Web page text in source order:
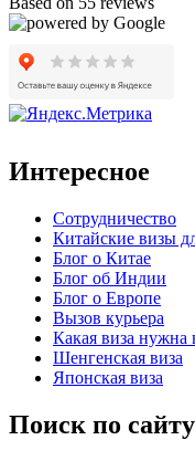
Интересное
Сотрудничество
Китайские визы
Блог о Китае
Блог об Индии
Блог о Европе
Вызов курьера
Какая виза нужна
Шенгенская виза
Японская виза
Поиск по сайту